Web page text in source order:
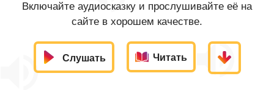
Включайте аудиосказку и прослушивайте её на
сайте в хорошем качестве.
Слушать Читать